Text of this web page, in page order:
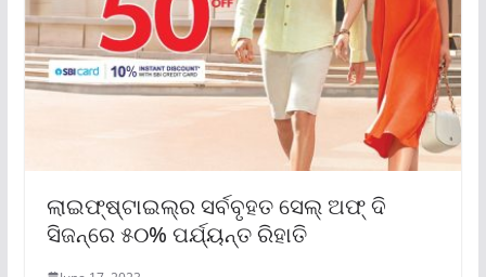
ଲାଇଫ୍‌ଷ୍ଟାଇଲ୍‌ର ସର୍ବବୃହତ ସେଲ୍ ଅଫ୍ ଦି
ସିଜନ୍‌ରେ ୫୦% ପର୍ଯ୍ୟନ୍ତ ରିହାତି